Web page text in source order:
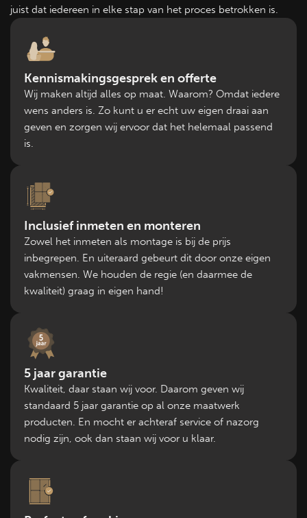
juist dat iedereen in elke stap van het proces betrokken is.
Kennismakingsgesprek en offerte
Wij maken altijd alles op maat. Waarom? Omdat iedere
wens anders is. Zo kunt u er echt uw eigen draai aan
geven en zorgen wij ervoor dat het helemaal passend
is.
Inclusief inmeten en monteren
Zowel het inmeten als montage is bij de prijs
inbegrepen. En uiteraard gebeurt dit door onze eigen
vakmensen. We houden de regie (en daarmee de
kwaliteit) graag in eigen hand!
5 jaar garantie
Kwaliteit, daar staan wij voor. Daarom geven wij
standaard 5 jaar garantie op al onze maatwerk
producten. En mocht er achteraf service of nazorg
nodig zijn, ook dan staan wij voor u klaar.